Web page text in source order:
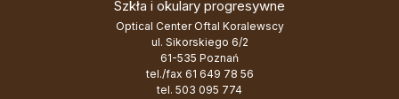
Szkła i okulary progresywne
Optical Center Oftal Koralewscy
ul. Sikorskiego 6/2
61-535 Poznań
tel./fax 61 649 78 56
tel. 503 095 774